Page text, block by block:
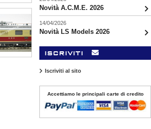
Novità A.C.M.E. 2026
14/04/2026
Novità LS Models 2026
iscriviti
Iscriviti al sito
Accettiamo le principali carte di credito